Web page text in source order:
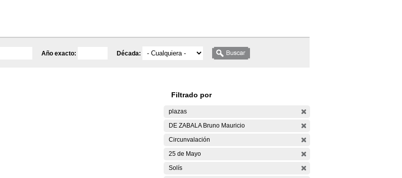
Año exacto: Década:
Filtrado por
plazas
DE ZABALA Bruno Mauricio
Circunvalación
25 de Mayo
Solís